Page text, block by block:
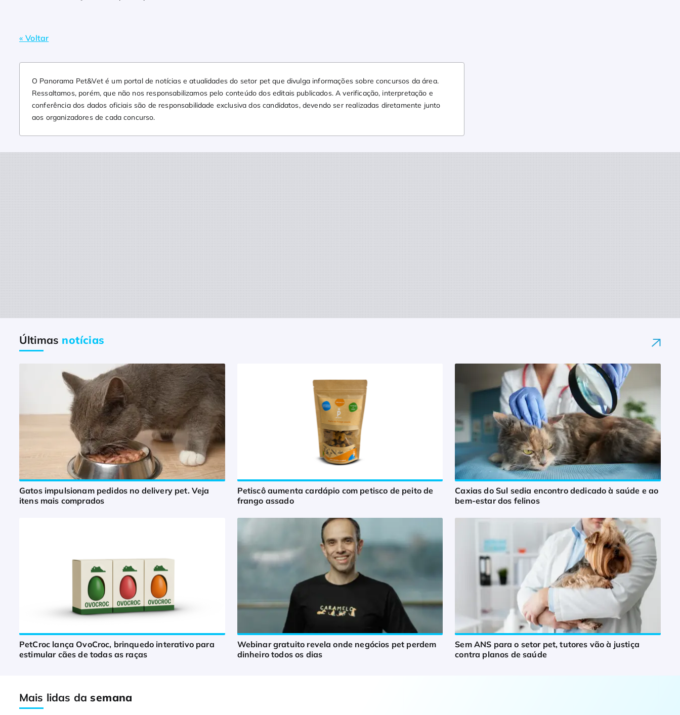
« Voltar
O Panorama Pet&Vet é um portal de notícias e atualidades do setor pet que divulga informações sobre concursos da área.
Ressaltamos, porém, que não nos responsabilizamos pelo conteúdo dos editais publicados. A verificação, interpretação e
conferência dos dados oficiais são de responsabilidade exclusiva dos candidatos, devendo ser realizadas diretamente junto
aos organizadores de cada concurso.
Últimas notícias
Gatos impulsionam pedidos no delivery pet. Veja
itens mais comprados
Petiscô aumenta cardápio com petisco de peito de
frango assado
Caxias do Sul sedia encontro dedicado à saúde e ao
bem-estar dos felinos
PetCroc lança OvoCroc, brinquedo interativo para
estimular cães de todas as raças
Webinar gratuito revela onde negócios pet perdem
dinheiro todos os dias
Sem ANS para o setor pet, tutores vão à justiça
contra planos de saúde
Mais lidas dasemana